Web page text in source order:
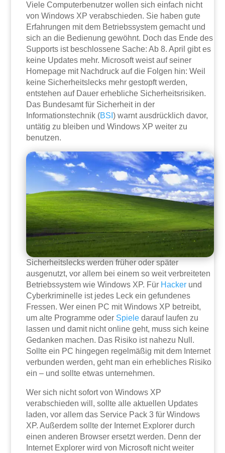
Viele Computerbenutzer wollen sich einfach nicht
von Windows XP verabschieden. Sie haben gute
Erfahrungen mit dem Betriebssystem gemacht und
sich an die Bedienung gewöhnt. Doch das Ende des
Supports ist beschlossene Sache: Ab 8. April gibt es
keine Updates mehr. Microsoft weist auf seiner
Homepage mit Nachdruck auf die Folgen hin: Weil
keine Sicherheitslecks mehr gestopft werden,
entstehen auf Dauer erhebliche Sicherheitsrisiken.
Das Bundesamt für Sicherheit in der
Informationstechnik (BSI) warnt ausdrücklich davor,
untätig zu bleiben und Windows XP weiter zu
benutzen.
Sicherheitslecks werden früher oder später
ausgenutzt, vor allem bei einem so weit verbreiteten
Betriebssystem wie Windows XP. Für Hacker und
Cyberkriminelle ist jedes Leck ein gefundenes
Fressen. Wer einen PC mit Windows XP betreibt,
um alte Programme oder Spiele darauf laufen zu
lassen und damit nicht online geht, muss sich keine
Gedanken machen. Das Risiko ist nahezu Null.
Sollte ein PC hingegen regelmäßig mit dem Internet
verbunden werden, geht man ein erhebliches Risiko
ein – und sollte etwas unternehmen.
Wer sich nicht sofort von Windows XP
verabschieden will, sollte alle aktuellen Updates
laden, vor allem das Service Pack 3 für Windows
XP. Außerdem sollte der Internet Explorer durch
einen anderen Browser ersetzt werden. Denn der
Internet Explorer wird von Microsoft nicht weiter